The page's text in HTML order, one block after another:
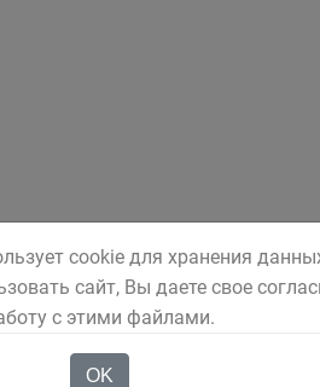
района и Гурьевска сегодня
cookie для хранения
сайт, Вы даете свое
с этими файлами.
OK